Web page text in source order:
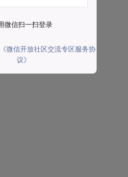
微信扫一扫登录
《微信开放社区交流专区服务协
议》